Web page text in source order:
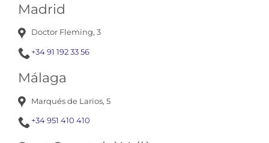
Madrid
Doctor Fleming, 3
+34 91 192 33 56
Málaga
Marqués de Larios, 5
+34 951 410 410